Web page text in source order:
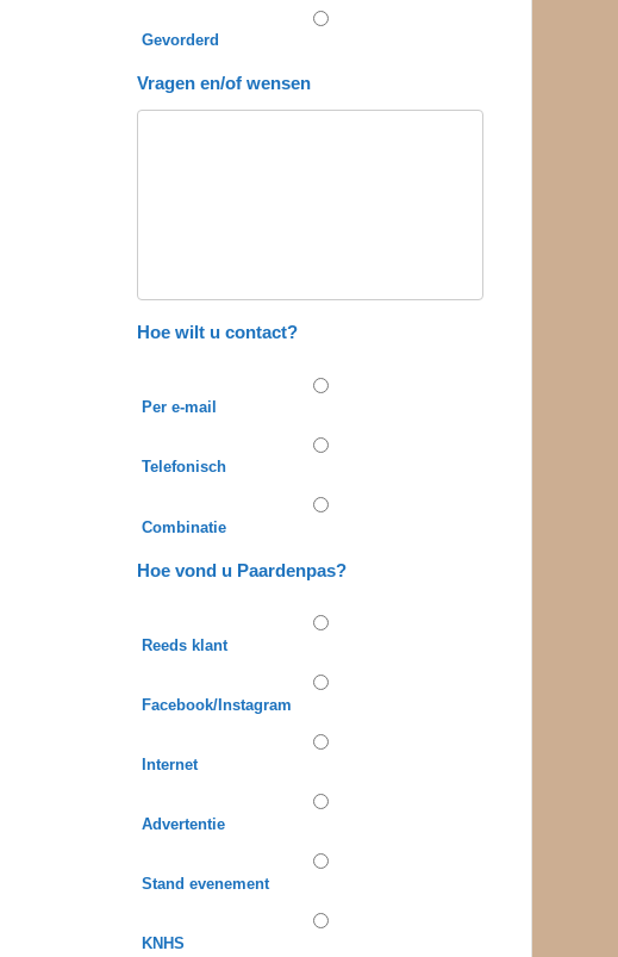
Gevorderd
Vragen en/of wensen
Hoe wilt u contact?
Per e-mail
Telefonisch
Combinatie
Hoe vond u Paardenpas?
Reeds klant
Facebook/Instagram
Internet
Advertentie
Stand evenement
KNHS